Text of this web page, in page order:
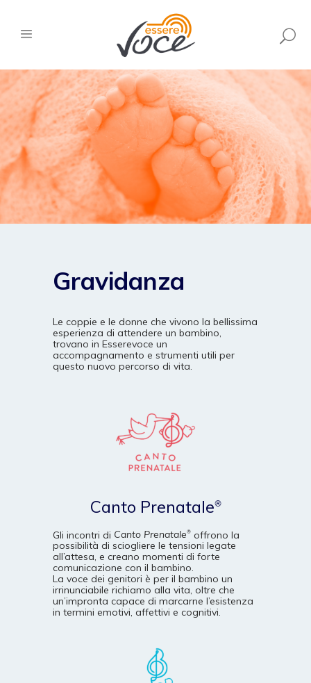
Gravidanza
Le coppie e le donne che vivono la bellissima
esperienza di attendere un bambino,
trovano in Esserevoce un
accompagnamento e strumenti utili per
questo nuovo percorso di vita.
Canto Prenatale®
Gli incontri di Canto Prenatale®offrono la
possibilità di sciogliere le tensioni legate
all’attesa, e creano momenti di forte
comunicazione con il bambino.
La voce dei genitori è per il bambino un
irrinunciabile richiamo alla vita, oltre che
un’impronta capace di marcarne l’esistenza
in termini emotivi, affettivi e cognitivi.